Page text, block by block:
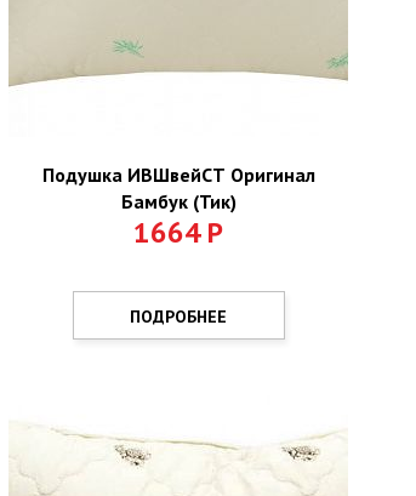
Подушка ИВШвейСТ Оригинал
Бамбук (Тик)
1664Р
ПОДРОБНЕЕ